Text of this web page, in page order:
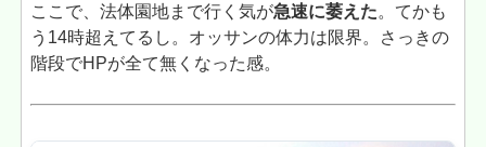
ここで、法体園地まで行く気が急速に萎えた。てかも
う14時超えてるし。オッサンの体力は限界。さっきの
階段でHPが全て無くなった感。